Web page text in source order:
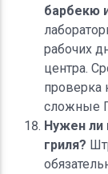
барбекю
рабочих
центра.
проверка
сложные
Нужен ли
гриля?